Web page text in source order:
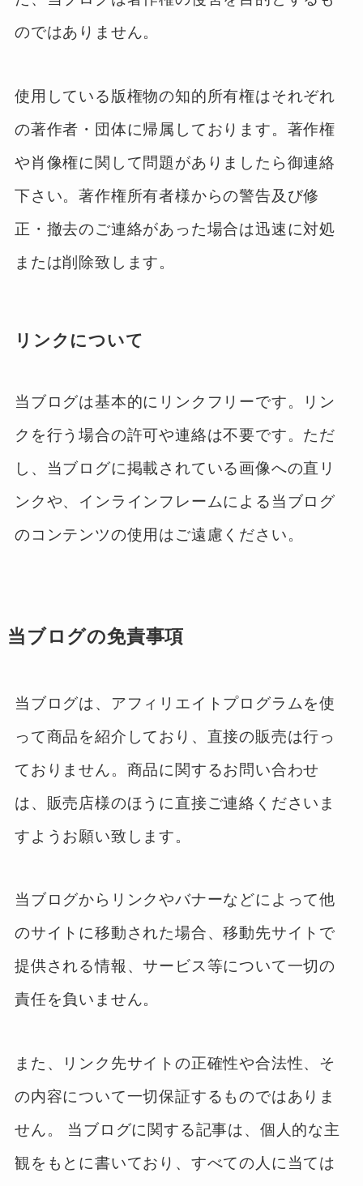
のではありません。
使用している版権物の知的所有権はそれぞれ
の著作者・団体に帰属しております。著作権
や肖像権に関して問題がありましたら御連絡
下さい。著作権所有者様からの警告及び修
正・撤去のご連絡があった場合は迅速に対処
または削除致します。
リンクについて
当ブログは基本的にリンクフリーです。リン
クを行う場合の許可や連絡は不要です。ただ
し、当ブログに掲載されている画像への直リ
ンクや、インラインフレームによる当ブログ
のコンテンツの使用はご遠慮ください。
当ブログの免責事項
当ブログは、アフィリエイトプログラムを使
って商品を紹介しており、直接の販売は行っ
ておりません。商品に関するお問い合わせ
は、販売店様のほうに直接ご連絡くださいま
すようお願い致します。
当ブログからリンクやバナーなどによって他
のサイトに移動された場合、移動先サイトで
提供される情報、サービス等について一切の
責任を負いません。
また、リンク先サイトの正確性や合法性、そ
の内容について一切保証するものではありま
せん。 当ブログに関する記事は、個人的な主
観をもとに書いており、すべての人に当ては